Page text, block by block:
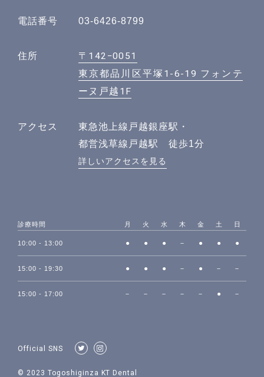
電話番号 03-6426-8799
住所
〒142−0051
東京都品川区平塚1-6-19 フォンテ
ーヌ戸越1F
アクセス
東急池上線戸越銀座駅・
都営浅草線戸越駅 徒歩1分
詳しいアクセスを見る
診療時間 月 火 水 木 金 土 日
10:00 - 13:00 ● ● ● － ● ● ●
15:00 - 19:30 ● ● ● － ● － －
15:00 - 17:00 － － － － － ● －
Official SNS
© 2023 Togoshiginza KT Dental